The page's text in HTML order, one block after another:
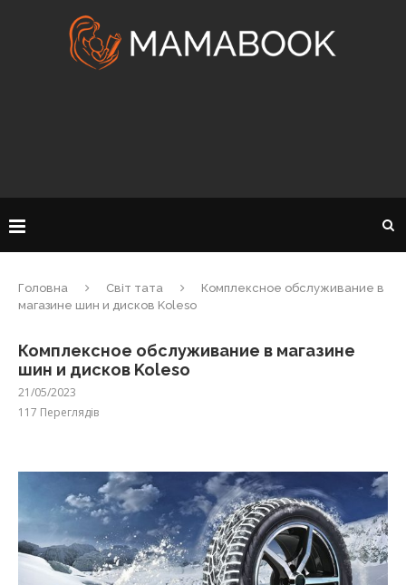
Головна Світ тата
Комплексное обслуживание в
магазине шин и дисков Koleso
Комплексное обслуживание в магазине
шин и дисков Koleso
21/05/2023
117 Переглядів